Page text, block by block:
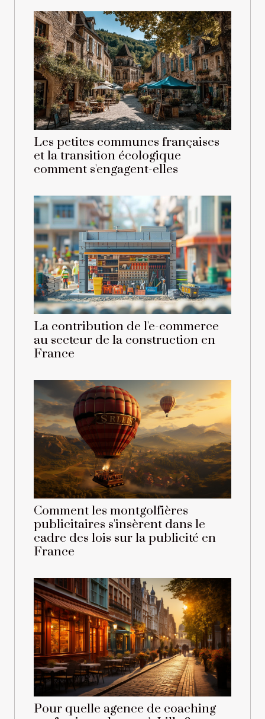
Les petites communes françaises
et la transition écologique
comment s'engagent-elles
La contribution de l'e-commerce
au secteur de la construction en
France
Comment les montgolfières
publicitaires s'insèrent dans le
cadre des lois sur la publicité en
France
Pour quelle agence de coaching